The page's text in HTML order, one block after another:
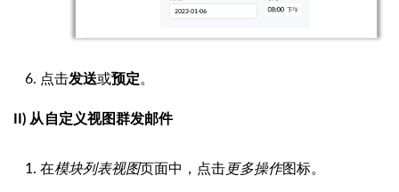
点击发送或预定。
II) 从自定义视图群发邮件
在模块列表视图页面中，点击更多操作图标。